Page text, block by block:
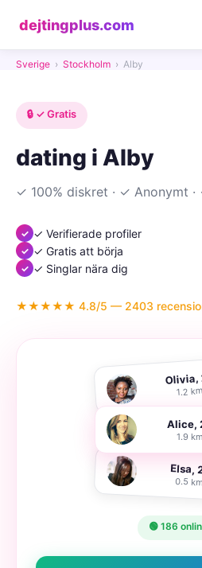
dejtingplus.com
Sverige › Stockholm › Alby
🔒 ✓ Gratis
dating i Alby
✓ 100% diskret · ✓ Anonymt
✓ Verifierade profiler
✓ Gratis att börja
✓ Singlar nära dig
★★★★★ 4.8/5 — 2403
Olivia,
1.2 km
Alice,
1.9 km
Elsa,
0.5 km
🟢 186